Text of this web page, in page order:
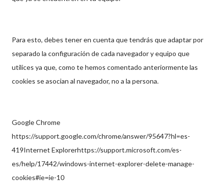
Para esto, debes tener en cuenta que tendrás que adaptar por
separado la configuración de cada navegador y equipo que
utilices ya que, como te hemos comentado anteriormente las
cookies se asocian al navegador, no a la persona.
Google Chrome
https://support.google.com/chrome/answer/95647?hl=es-
419Internet Explorerhttps://support.microsoft.com/es-
es/help/17442/windows-internet-explorer-delete-manage-
cookies#ie=ie-10